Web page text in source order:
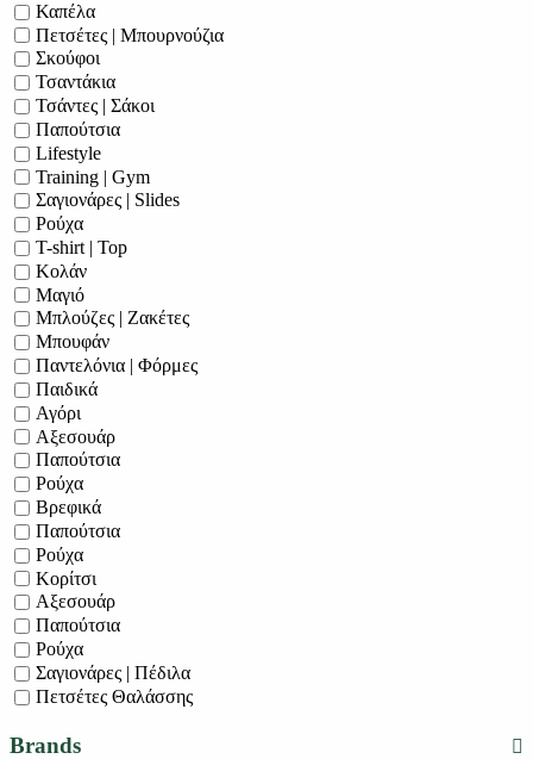
Καπέλα
Πετσέτες | Μπουρνούζια
Σκούφοι
Τσαντάκια
Τσάντες | Σάκοι
Παπούτσια
Lifestyle
Training | Gym
Σαγιονάρες | Slides
Ρούχα
T-shirt | Top
Κολάν
Μαγιό
Μπλούζες | Ζακέτες
Μπουφάν
Παντελόνια | Φόρμες
Παιδικά
Αγόρι
Αξεσουάρ
Παπούτσια
Ρούχα
Βρεφικά
Παπούτσια
Ρούχα
Κορίτσι
Αξεσουάρ
Παπούτσια
Ρούχα
Σαγιονάρες | Πέδιλα
Πετσέτες Θαλάσσης
Brands